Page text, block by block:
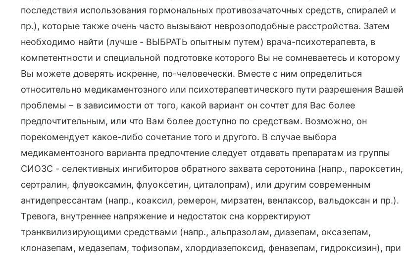
последствия использования гормональных противозачаточных средств, спиралей и
пр.), которые также очень часто вызывают неврозоподобные расстройства. Затем
необходимо найти (лучше - ВЫБРАТЬ опытным путем) врача-психотерапевта, в
компетентности и специальной подготовке которого Вы не сомневаетесь и которому
Вы можете доверять искренне, по-человечески. Вместе с ним определиться
относительно медикаментозного или психотерапевтического пути разрешения Вашей
проблемы – в зависимости от того, какой вариант он сочтет для Вас более
предпочтительным, или что Вам более доступно по средствам. Возможно, он
порекомендует какое-либо сочетание того и другого. В случае выбора
медикаментозного варианта предпочтение следует отдавать препаратам из группы
СИОЗС - селективных ингибиторов обратного захвата серотонина (напр., пароксетин,
сертралин, флувоксамин, флуоксетин, циталопрам), или другим современным
антидепрессантам (напр., коаксил, ремерон, мирзатен, венлаксор, вальдоксан и пр.).
Тревога, внутреннее напряжение и недостаток сна корректируют
транквилизирующими средствами (напр., альпразолам, диазепам, оксазепам,
клоназепам, медазепам, тофизопам, хлордиазепоксид, феназепам, гидроксизин), при